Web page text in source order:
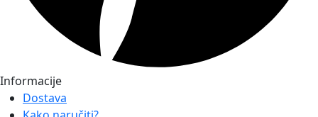
Informacije
Dostava